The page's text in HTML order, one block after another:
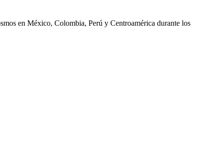
en México, Colombia, Perú y Centroamérica durante los